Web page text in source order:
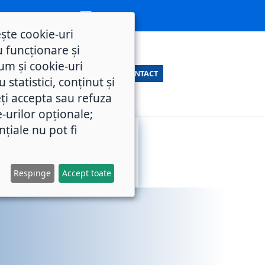
CONTACT
cookie-uri
funcționare și
și cookie-uri
statistici, conținut și
accepta sau refuza
urilor opționale;
nu pot fi
Respinge Accept toate